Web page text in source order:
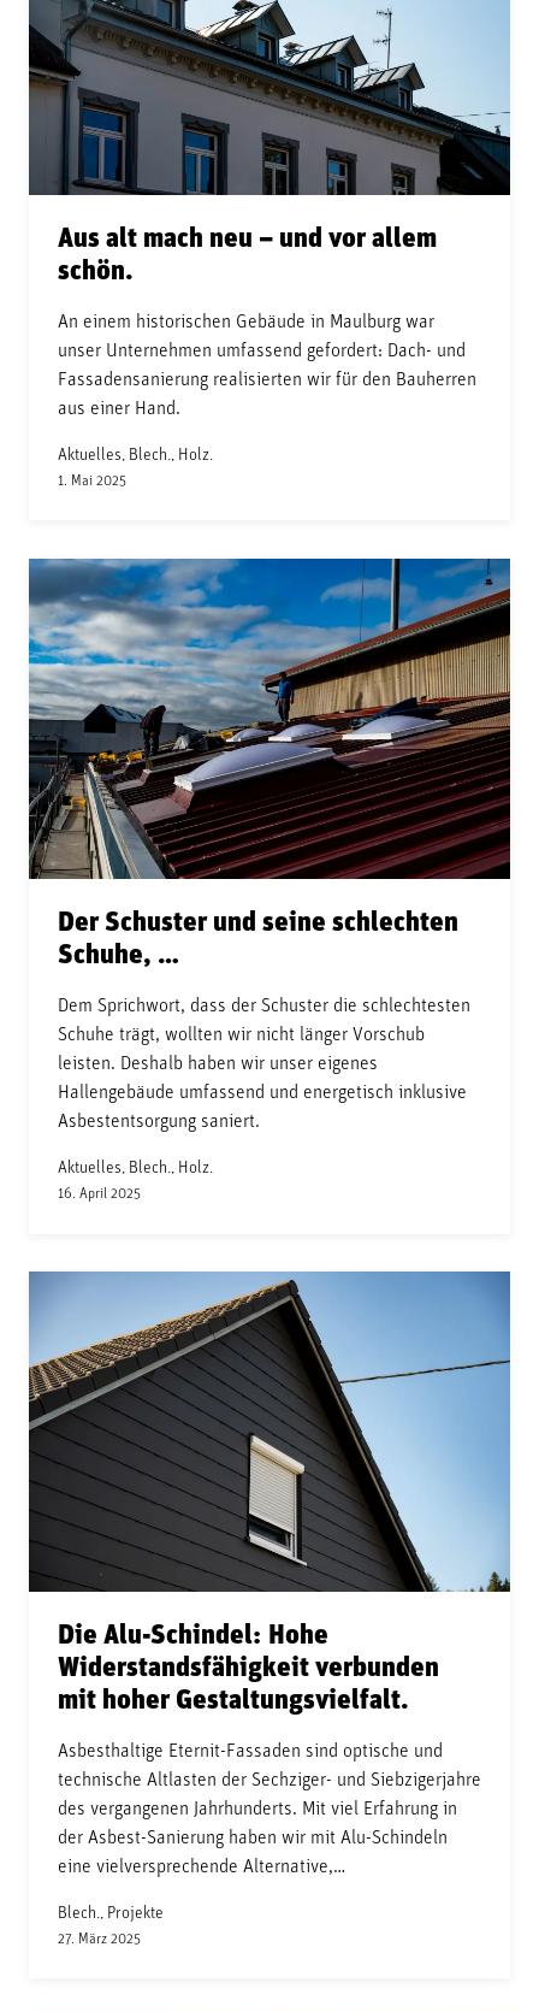
Aus alt mach neu – und vor allem
schön.
An einem historischen Gebäude in Maulburg war
unser Unternehmen umfassend gefordert: Dach- und
Fassadensanierung realisierten wir für den Bauherren
aus einer Hand.
Aktuelles, Blech., Holz.
1. Mai 2025
Der Schuster und seine schlechten
Schuhe, …
Dem Sprichwort, dass der Schuster die schlechtesten
Schuhe trägt, wollten wir nicht länger Vorschub
leisten. Deshalb haben wir unser eigenes
Hallengebäude umfassend und energetisch inklusive
Asbestentsorgung saniert.
Aktuelles, Blech., Holz.
16. April 2025
Die Alu-Schindel: Hohe
Widerstandsfähigkeit verbunden
mit hoher Gestaltungsvielfalt.
Asbesthaltige Eternit-Fassaden sind optische und
technische Altlasten der Sechziger- und Siebzigerjahre
des vergangenen Jahrhunderts. Mit viel Erfahrung in
der Asbest-Sanierung haben wir mit Alu-Schindeln
eine vielversprechende Alternative,…
Blech., Projekte
27. März 2025